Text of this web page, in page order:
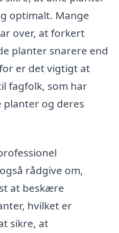
optimalt. Mange
over, at forkert
planter snarere end
er det vigtigt at
fagfolk, som har
planter og deres
rådgive om,
at beskære
hvilket er
sikre, at